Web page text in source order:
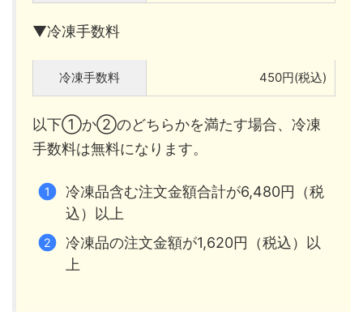
▼冷凍手数料
冷凍手数料 450円(税込)
以下①か②のどちらかを満たす場合、冷凍
手数料は無料になります。
冷凍品含む注文金額合計が6,480円（税
込）以上
冷凍品の注文金額が1,620円（税込）以
上